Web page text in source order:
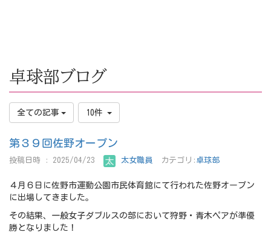
卓球部ブログ
全ての記事 10件
第３９回佐野オープン
投稿日時 : 2025/04/23 太女職員 カテゴリ: 卓球部
４月６日に佐野市運動公園市民体育館にて行われた佐野オープン
に出場してきました。
その結果、一般女子ダブルスの部において狩野・青木ペアが準優
勝となりました！